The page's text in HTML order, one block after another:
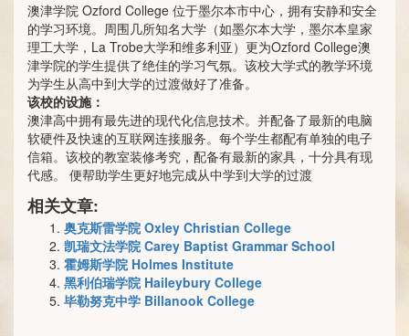
澳津学院 Ozford College 位于墨尔本市中心，拥有安静和安全
的学习环境。周围几所知名大学（如墨尔本大学，墨尔本皇家
理工大学，La Trobe大学和维多利亚）更为Ozford College澳
津学院的学生提供了绝佳的学习气氛。该校大学式的教学环境
为学生从高中到大学的过渡做好了准备。
该校的设施：
澳津高中拥有最先进的现代化信息技术。并配备了最新的电脑
软硬件及快速的互联网连接服务。每个学生都配有单独的电子
信箱。该校的教室装修考究，配备有最新的家具，十分具有现
代感。 便帮助学生更好地完成从中学到大学的过渡
相关文章:
奥克斯雷学院 Oxley Christian College
凯瑞文法学院 Carey Baptist Grammar School
霍姆斯学院 Holmes Institute
黑利伯瑞学院 Haileybury College
毕勒努克中学 Billanook College